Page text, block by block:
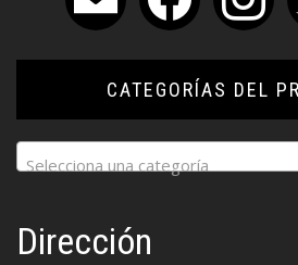
CATEGORÍAS DEL
Selecciona una categoría
Dirección